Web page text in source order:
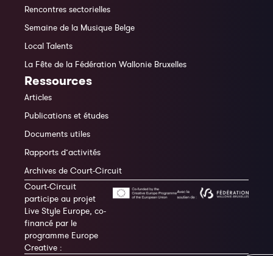
Rencontres sectorielles
Semaine de la Musique Belge
Local Talents
La Fête de la Fédération Wallonie Bruxelles
Ressources
Articles
Publications et études
Documents utiles
Rapports d’activités
Archives de Court-Circuit
Court-Circuit
participe au projet
Live Style Europe, co-
financé par le
programme Europe
Creative :